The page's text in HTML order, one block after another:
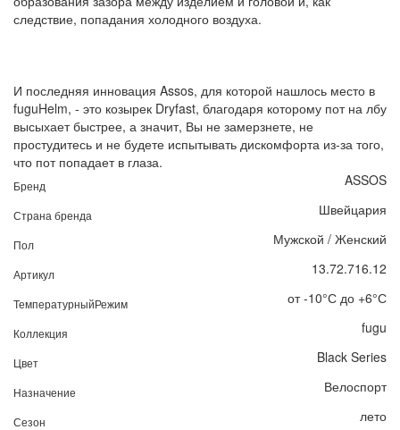
следствие, попадания холодного воздуха.
И последняя инновация Assos, для которой нашлось место в
fuguHelm, - это козырек Dryfast, благодаря которому пот на лбу
высыхает быстрее, а значит, Вы не замерзнете, не
простудитесь и не будете испытывать дискомфорта из-за того,
что пот попадает в глаза.
Бренд ASSOS
Страна бренда Швейцария
Пол Мужской / Женский
Артикул 13.72.716.12
ТемпературныйРежим от -10°С до +6°С
Коллекция fugu
Цвет Black Series
Назначение Велоспорт
Сезон лето